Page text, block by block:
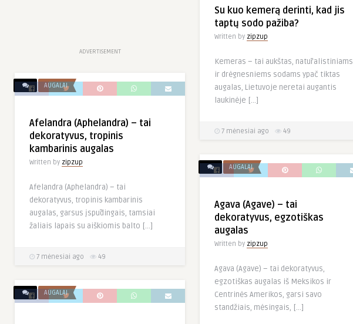
ADVERTISEMENT
Su kuo kemerą derinti, kad jis
taptų sodo pažiba?
Written by zipzup
Kemeras – tai aukštas, natūralistiniams
ir drėgnesniems sodams ypač tiktas
augalas, Lietuvoje neretai augantis
laukinėje […]
7 mėnesiai ago 49
AUGALAI
Afelandra (Aphelandra) – tai
dekoratyvus, tropinis
kambarinis augalas
Written by zipzup
Afelandra (Aphelandra) – tai
dekoratyvus, tropinis kambarinis
augalas, garsus įspūdingais, tamsiai
žaliais lapais su aiškiomis balto […]
7 mėnesiai ago 49
AUGALAI
Agava (Agave) – tai
dekoratyvus, egzotiškas
augalas
Written by zipzup
Agava (Agave) – tai dekoratyvus,
egzotiškas augalas iš Meksikos ir
Centrinės Amerikos, garsi savo
standžiais, mėsingais, […]
AUGALAI